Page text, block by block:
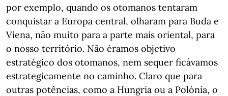
por exemplo, quando os otomanos tentaram
conquistar a Europa central, olharam para Buda e
Viena, não muito para a parte mais oriental, para
o nosso território. Não éramos objetivo
estratégico dos otomanos, nem sequer ficávamos
estrategicamente no caminho. Claro que para
outras potências, como a Hungria ou a Polónia, o